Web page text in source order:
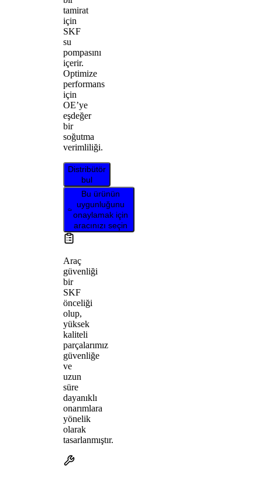
tamirat
için
SKF
su
pompasını
içerir.
Optimize
performans
için
OE’ye
eşdeğer
bir
soğutma
verimliliği.
Distribütör
bul
Bu ürünün
uygunluğunu
onaylamak için
aracınızı seçin
Araç
güvenliği
bir
SKF
önceliği
olup,
yüksek
kaliteli
parçalarımız
güvenliğe
ve
uzun
süre
dayanıklı
onarımlara
yönelik
olarak
tasarlanmıştır.